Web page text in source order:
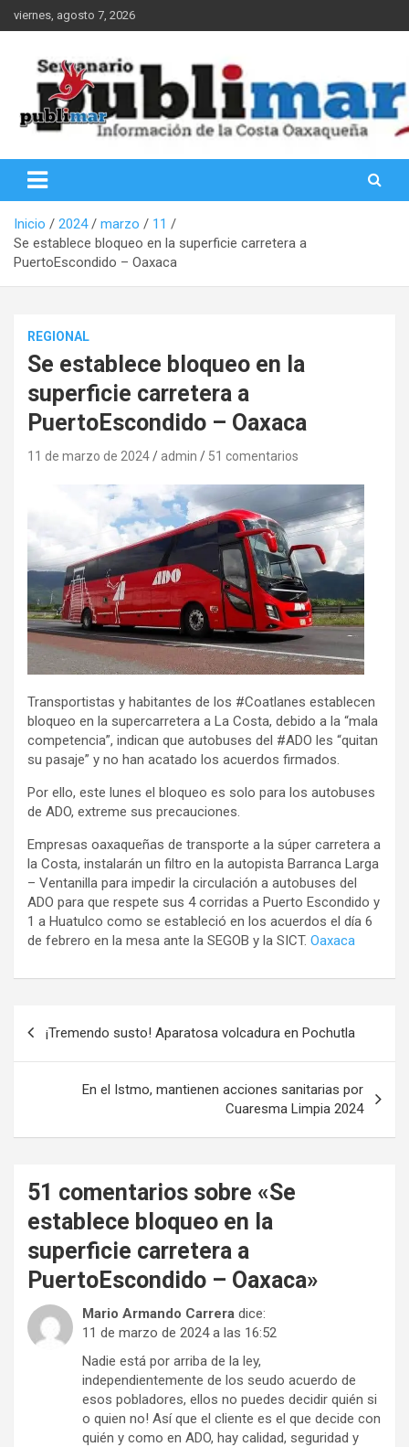
Saltar
al
viernes, agosto 7, 2026
PubliMar
Inicio 2024 marzo
11
Se establece bloqueo en la superficie carretera a
PuertoEscondido – Oaxaca
REGIONAL
Se establece bloqueo en la
superficie carretera a
PuertoEscondido – Oaxaca
11 de marzo de 2024 admin 51 comentarios
Transportistas y habitantes de los #Coatlanes establecen
bloqueo en la supercarretera a La Costa, debido a la “mala
competencia”, indican que autobuses del #ADO les “quitan
su pasaje” y no han acatado los acuerdos firmados.
Por ello, este lunes el bloqueo es solo para los autobuses
de ADO, extreme sus precauciones.
Empresas oaxaqueñas de transporte a la súper carretera a
la Costa, instalarán un filtro en la autopista Barranca Larga
– Ventanilla para impedir la circulación a autobuses del
ADO para que respete sus 4 corridas a Puerto Escondido y
1 a Huatulco como se estableció en los acuerdos el día 6
de febrero en la mesa ante la SEGOB y la SICT. Oaxaca
¡Tremendo susto! Aparatosa volcadura en Pochutla
En el Istmo, mantienen acciones sanitarias por
Cuaresma Limpia 2024
51 comentarios sobre «Se
establece bloqueo en la
superficie carretera a
PuertoEscondido – Oaxaca»
Mario Armando Carrera dice:
11 de marzo de 2024 a las 16:52
Nadie está por arriba de la ley,
independientemente de los seudo acuerdo de
esos pobladores, ellos no puedes decidir quién si
o quien no! Así que el cliente es el que decide con
quién y como en ADO, hay calidad, seguridad y